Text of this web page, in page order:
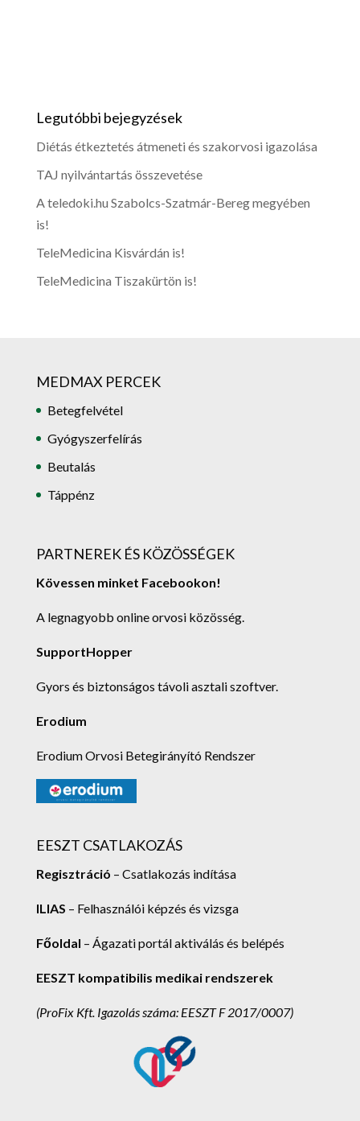
Legutóbbi bejegyzések
Diétás étkeztetés átmeneti és szakorvosi igazolása
TAJ nyilvántartás összevetése
A teledoki.hu Szabolcs-Szatmár-Bereg megyében
is!
TeleMedicina Kisvárdán is!
TeleMedicina Tiszakürtön is!
MEDMAX PERCEK
Betegfelvétel
Gyógyszerfelírás
Beutalás
Táppénz
PARTNEREK ÉS KÖZÖSSÉGEK
Kövessen minket Facebookon!
A legnagyobb online orvosi közösség.
SupportHopper
Gyors és biztonságos távoli asztali szoftver.
Erodium
Erodium Orvosi Betegirányító Rendszer
EESZT CSATLAKOZÁS
Regisztráció – Csatlakozás indítása
ILIAS – Felhasználói képzés és vizsga
Főoldal – Ágazati portál aktiválás és belépés
EESZT kompatibilis medikai rendszerek
(ProFix Kft. Igazolás száma: EESZT F 2017/0007)